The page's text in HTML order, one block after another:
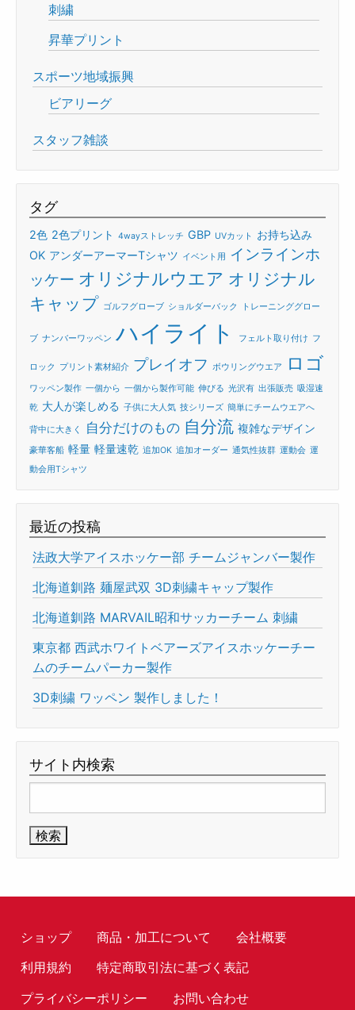
刺繍
昇華プリント
スポーツ地域振興
ビアリーグ
スタッフ雑談
タグ
2色 2色プリント 4wayストレッチ GBP UVカット
お持ち込み
OK アンダーアーマーTシャツ イベント用
インラインホ
ッケー オリジナルウエア オリジナル
キャップ ゴルフグローブ ショルダーバック トレーニンググロー
ブ ナンバーワッペン ハイライト フェルト取り付け フ
ロック プリント素材紹介 プレイオフ ボウリングウエア ロゴ
ワッペン製作 一個から 一個から製作可能 伸びる 光沢有 出張販売 吸湿速
乾 大人が楽しめる 子供に大人気 技シリーズ 簡単にチームウエアへ
背中に大きく 自分だけのもの 自分流 複雑なデザイン
豪華客船 軽量 軽量速乾 追加OK 追加オーダー 通気性抜群 運動会 運
動会用Tシャツ
最近の投稿
法政大学アイスホッケー部 チームジャンバー製作
北海道釧路 麺屋武双 3D刺繍キャップ製作
北海道釧路 MARVAIL昭和サッカーチーム 刺繍
東京都 西武ホワイトベアーズアイスホッケーチー
ムのチームパーカー製作
3D刺繍 ワッペン 製作しました！
サイト内検索
索:
ショップ 商品・加工について
会社概要
利用規約
特定商取引法に基づく表記
プライバシーポリシー
お問い合わせ